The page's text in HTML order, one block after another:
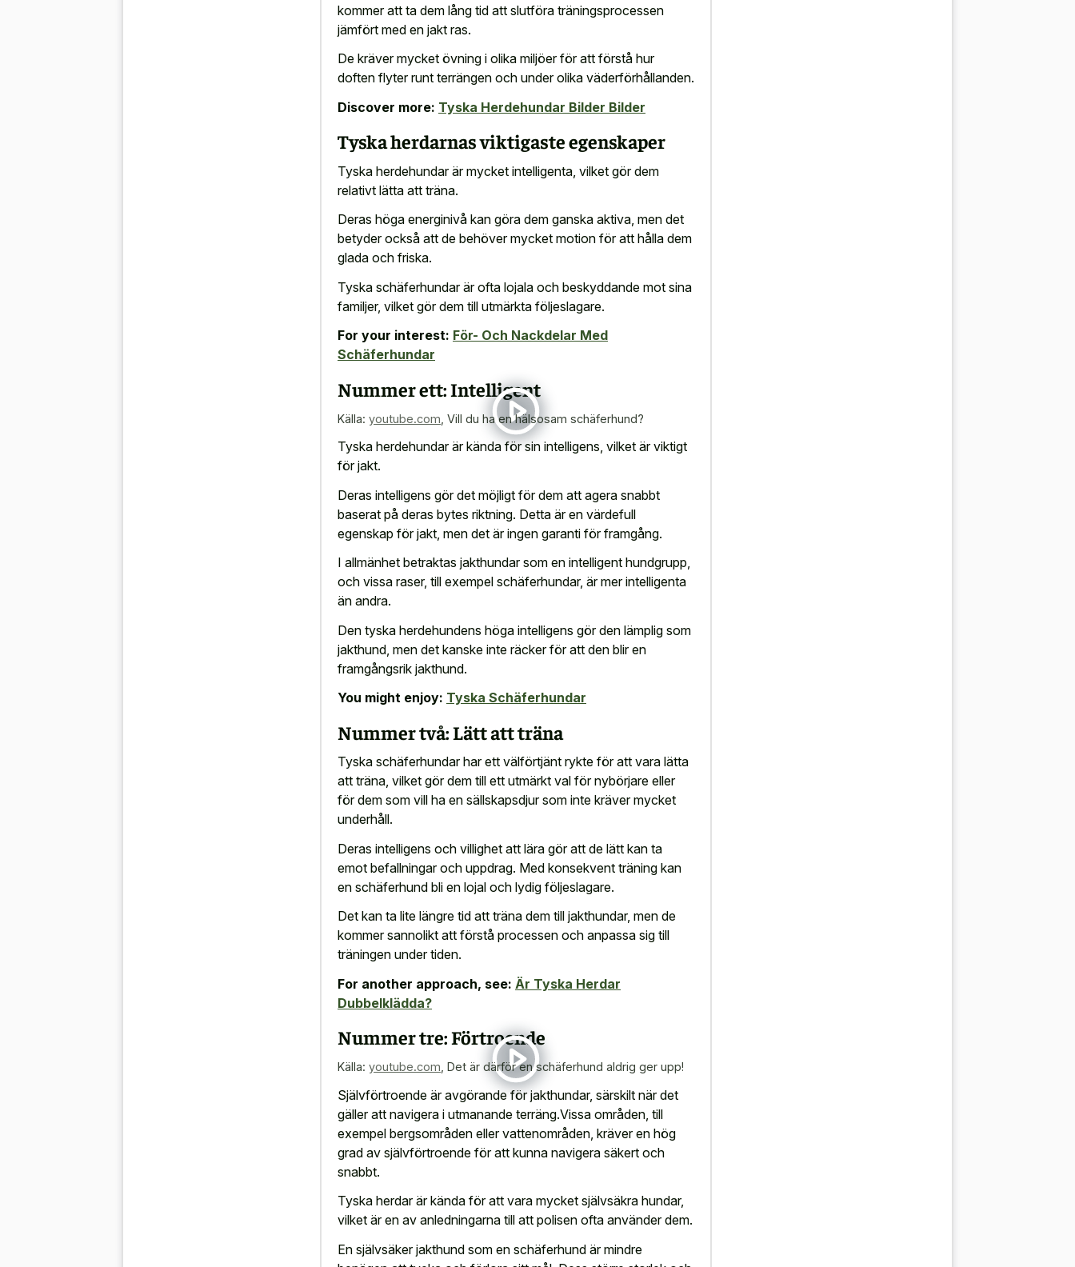
kommer att ta dem lång tid att slutföra träningsprocessen
jämfört med en jakt ras.
De kräver mycket övning i olika miljöer för att förstå hur
doften flyter runt terrängen och under olika väderförhållanden.
Discover more: Tyska Herdehundar Bilder Bilder
Tyska herdarnas viktigaste egenskaper
Tyska herdehundar är mycket intelligenta, vilket gör dem
relativt lätta att träna.
Deras höga energinivå kan göra dem ganska aktiva, men det
betyder också att de behöver mycket motion för att hålla dem
glada och friska.
Tyska schäferhundar är ofta lojala och beskyddande mot sina
familjer, vilket gör dem till utmärkta följeslagare.
For your interest: För- Och Nackdelar Med
Schäferhundar
Nummer ett: Intelligent
Källa: youtube.com Vill du ha en hälsosam schäferhund?
Tyska herdehundar är kända för sin intelligens, vilket är viktigt
för jakt.
Deras intelligens gör det möjligt för dem att agera snabbt
baserat på deras bytes riktning. Detta är en värdefull
egenskap för jakt, men det är ingen garanti för framgång.
I allmänhet betraktas jakthundar som en intelligent hundgrupp,
och vissa raser, till exempel schäferhundar, är mer intelligenta
än andra.
Den tyska herdehundens höga intelligens gör den lämplig som
jakthund, men det kanske inte räcker för att den blir en
framgångsrik jakthund.
You might enjoy: Tyska Schäferhundar
Nummer två: Lätt att träna
Tyska schäferhundar har ett välförtjänt rykte för att vara lätta
att träna, vilket gör dem till ett utmärkt val för nybörjare eller
för dem som vill ha en sällskapsdjur som inte kräver mycket
underhåll.
Deras intelligens och villighet att lära gör att de lätt kan ta
emot befallningar och uppdrag. Med konsekvent träning kan
en schäferhund bli en lojal och lydig följeslagare.
Det kan ta lite längre tid att träna dem till jakthundar, men de
kommer sannolikt att förstå processen och anpassa sig till
träningen under tiden.
For another approach, see: Är Tyska Herdar
Dubbelklädda?
Nummer tre: Förtroende
Källa: youtube.com Det är därför en schäferhund aldrig ger upp!
Självförtroende är avgörande för jakthundar, särskilt när det
gäller att navigera i utmanande terräng.Vissa områden, till
exempel bergsområden eller vattenområden, kräver en hög
grad av självförtroende för att kunna navigera säkert och
snabbt.
Tyska herdar är kända för att vara mycket självsäkra hundar,
vilket är en av anledningarna till att polisen ofta använder dem.
En självsäker jakthund som en schäferhund är mindre